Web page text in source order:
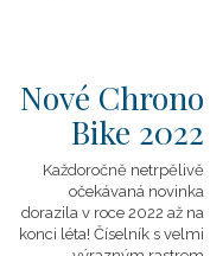
Nové Chrono
Bike 2022
Každoročně netrpělivě
očekávaná novinka
dorazila v roce 2022 až na
konci léta! Číselník s velmi